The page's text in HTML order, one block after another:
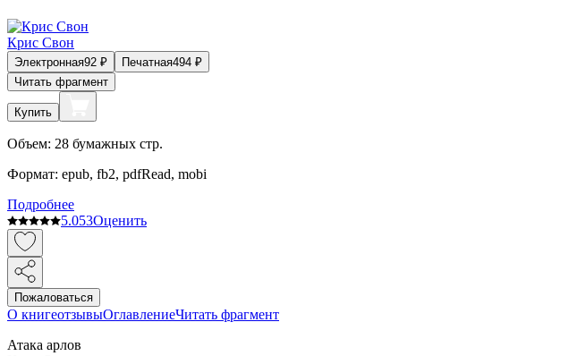
Крис Свон
Электронная92 ₽ Печатная494 ₽
Читать фрагмент
Купить
Объем: 28 бумажных стр.
Формат: epub, fb2, pdfRead, mobi
Подробнее
5.053Оценить
Пожаловаться
О книгеотзывыОглавлениеЧитать фрагмент
Атака арлов